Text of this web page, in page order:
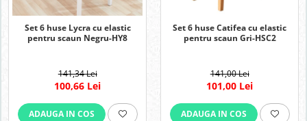
Set 6 huse Lycra cu elastic
pentru scaun Negru-HY8
141,34 Lei
100,66 Lei
ADAUGA IN COS
Set 6 huse Catifea cu elastic
pentru scaun Gri-HSC2
141,00 Lei
101,00 Lei
ADAUGA IN COS